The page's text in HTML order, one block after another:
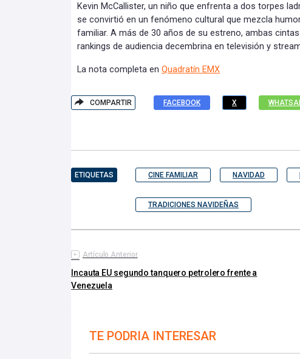
Kevin McCallister, un niño que enfrenta a dos torpes
se convirtió en un fenómeno cultural que mezcla
familiar. A más de 30 años de su estreno, ambas
rankings de audiencia decembrina en televisión y
La nota completa en Quadratín EMX
COMPARTIR FACEBOOK X
ETIQUETAS CINE FAMILIAR NAVIDAD
TRADICIONES NAVIDEÑAS
Artículo Anterior
Incauta EU segundo tanquero petrolero frente a
Venezuela
TE PODRIA INTERESAR